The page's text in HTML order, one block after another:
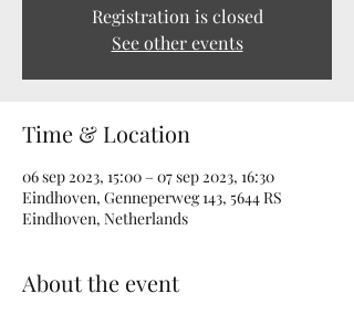
Registration is closed
See other events
Time & Location
06 sep 2023, 15:00 – 07 sep 2023, 16:30
Eindhoven, Genneperweg 143, 5644 RS
Eindhoven, Netherlands
About the event